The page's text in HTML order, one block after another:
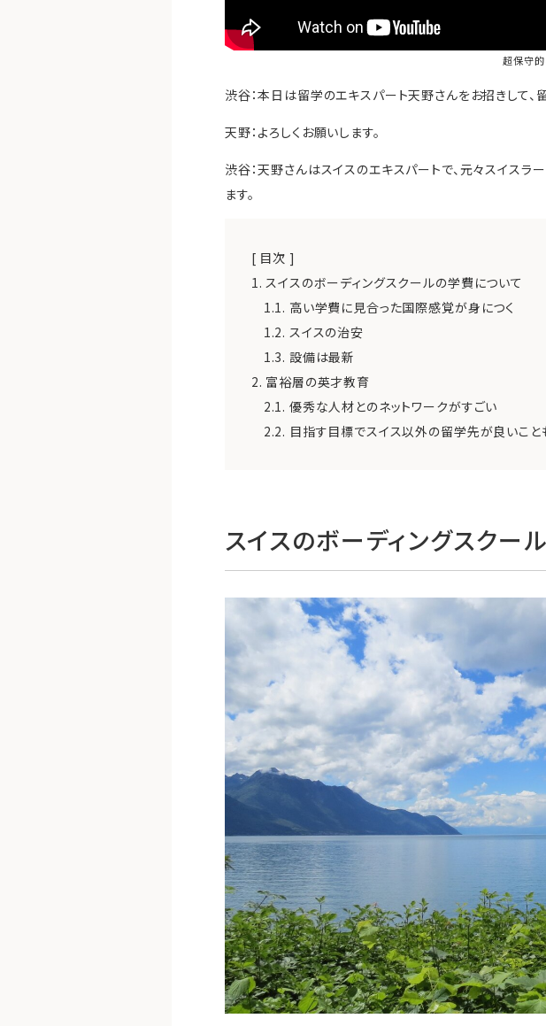
超保守
渋谷：本日は留学のエキスパート天野さんをお招きして、
天野：よろしくお願いします。
渋谷：天野さんはスイスのエキスパートで、元々スイス
ます。
[ 目次 ]
1. スイスのボーディングスクールの学費について
1.1. 高い学費に見合った国際感覚が身につく
1.2. スイスの治安
1.3. 設備は最新
2. 富裕層の英才教育
2.1. 優秀な人材とのネットワークがすごい
2.2. 目指す目標でスイス以外の留学先が良いこと
スイスのボーディングスクー